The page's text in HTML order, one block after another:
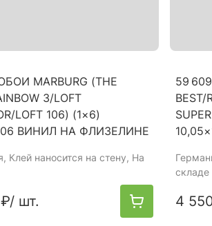
MARBURG (THE
3/LOFT
LOFT 106) (1×6)
ВИНИЛ НА ФЛИЗЕЛИНЕ
, Клей наносится на стену, На
/ шт.
59
BEST/
складе
4